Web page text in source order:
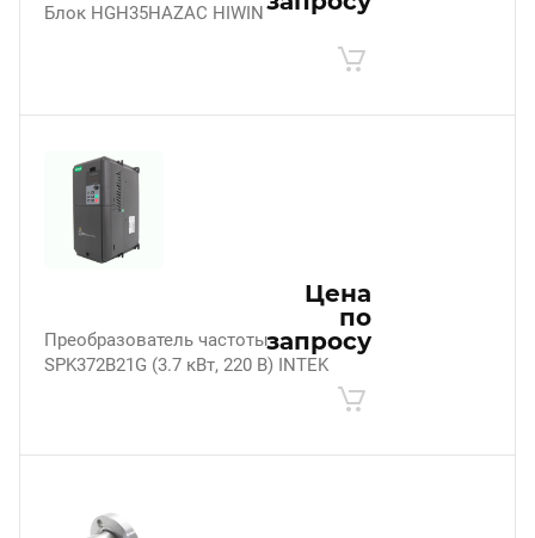
Блок HGH35HAZAC HIWIN
Преобразователь частоты
SPK372B21G (3.7 кВт, 220 В) INTEK
Цена
по
запросу